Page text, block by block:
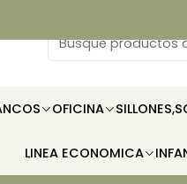
OFICINA
LINEA ECONOMICA